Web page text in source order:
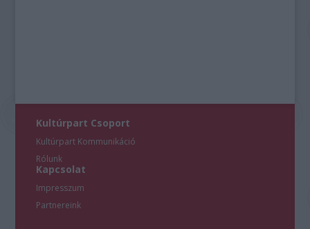
Kultúrpart Csoport
Kultúrpart Kommunikáció
Rólunk
Kapcsolat
Impresszum
Partnereink